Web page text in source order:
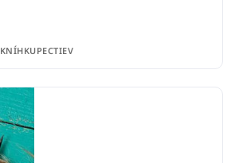
KNÍHKUPECTIEV